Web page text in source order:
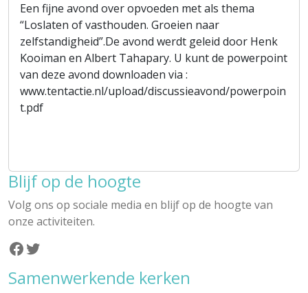
Een fijne avond over opvoeden met als thema
“Loslaten of vasthouden. Groeien naar
zelfstandigheid”.De avond werdt geleid door Henk
Kooiman en Albert Tahapary. U kunt de powerpoint
van deze avond downloaden via :
www.tentactie.nl/upload/discussieavond/powerpoin
t.pdf
Blijf op de hoogte
Volg ons op sociale media en blijf op de hoogte van
onze activiteiten.
Facebook
Twitter
Samenwerkende kerken